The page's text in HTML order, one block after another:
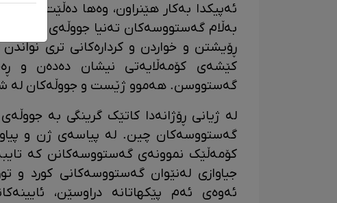
ئەپیکدا بەکار هێنراون، وەها دەڵێت:
بەڵام گەستووسەکان تەنیا جووڵەی
ڕۆیشتن و خواردن و کردارەکانی تری
کێشەی کۆمەڵایەتی نیشان دەدەن و
گەستووسن. هەموو ژێست و جووڵەکان لە
لە ژیانی ڕۆژانەدا کاتێک گرینگی بە
گەستووسەکان چین. لە پیاسەی ژن و
کۆمەڵێک نموونەی گەستووسەکانن کە
جیاوازی لەنێوان گەستووسەکانی کورد و
ئەوەی ئەم پێکهاتانە دراوسێن،